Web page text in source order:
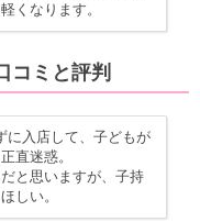
くなります。
コミと評判
に入店して、子どもが
直迷惑。
と思いますが、子持
しい。